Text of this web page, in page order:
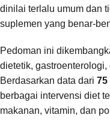
dinilai terlalu umum dan
suplemen yang benar-
Pedoman ini
dietetik,
Berdasarkan data dari 75
berbagai intervensi diet
makanan, vitamin, dan